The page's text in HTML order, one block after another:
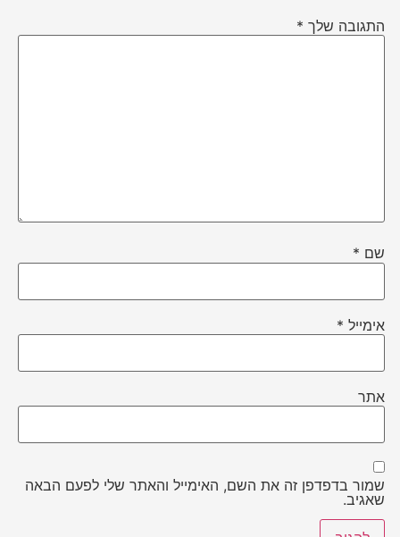
התגובה שלך *
שם *
אימייל *
אתר
שמור בדפדפן זה את השם, האימייל והאתר שלי לפעם הבאה
שאגיב.